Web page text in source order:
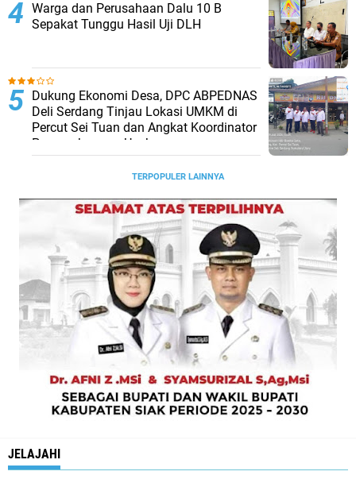
Warga dan Perusahaan Dalu 10 B
Sepakat Tunggu Hasil Uji DLH
Dukung Ekonomi Desa, DPC ABPEDNAS
Deli Serdang Tinjau Lokasi UMKM di
Percut Sei Tuan dan Angkat Koordinator
Pengembangan Usaha
TERPOPULER LAINNYA
JELAJAHI